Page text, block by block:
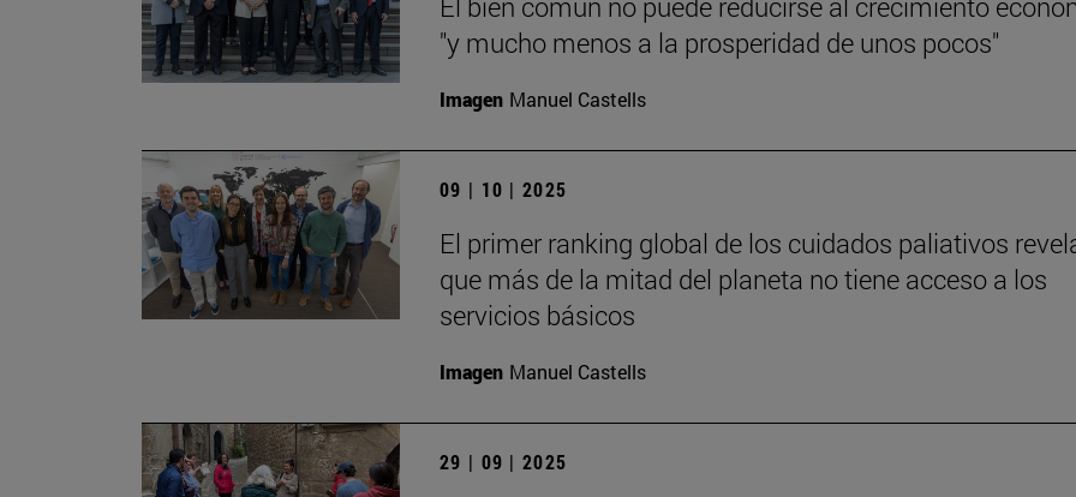
"y mucho menos a la prosperidad de unos pocos"
Imagen Manuel Castells
09 | 10 | 2025
El primer ranking global de los cuidados paliativos
que más de la mitad del planeta no tiene acceso a los
servicios básicos
Imagen Manuel Castells
29 | 09 | 2025